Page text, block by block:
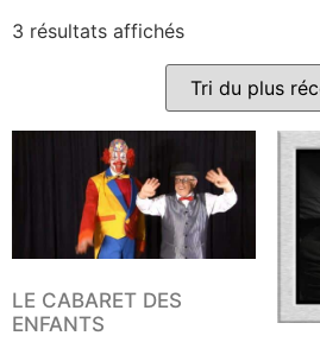
3 résultats affichés
LE CABARET DES
ENFANTS